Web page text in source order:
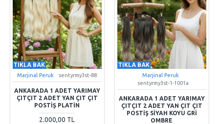
TIKLA BAK
Marjinal Peruk sentyrmy3st-88
ANKARADA 1 ADET YARIMAY
ÇITÇIT 2 ADET YAN ÇIT ÇIT
POSTIŞ PLATIN
2.000,00 TL
TIKLA BAK
Marjinal Peruk
sentyrmy3st-1-1001a
ANKARADA 1 ADET YARIMAY
ÇITÇIT 2 ADET YAN ÇIT ÇIT
POSTIŞ SIYAH KOYU GRI
OMBRE